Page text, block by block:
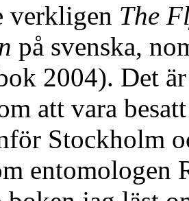
verkligen The
på svenska,
2004). Det
att vara
Stockholm
entomologen